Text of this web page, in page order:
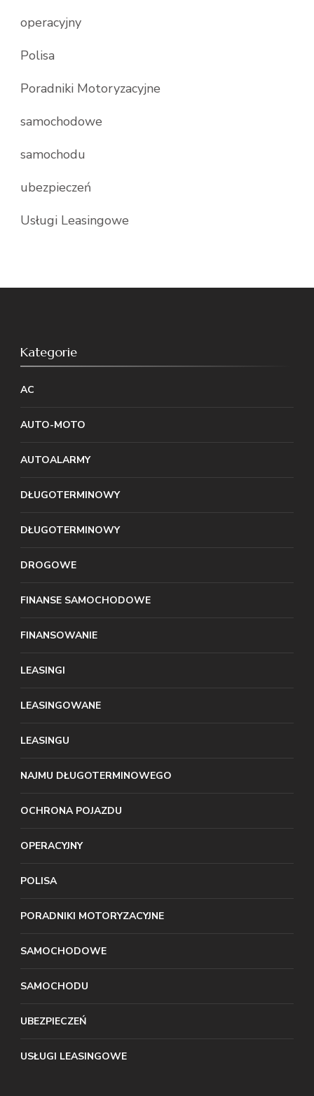
operacyjny
Polisa
Poradniki Motoryzacyjne
samochodowe
samochodu
ubezpieczeń
Usługi Leasingowe
Kategorie
AC
AUTO-MOTO
AUTOALARMY
DŁUGOTERMINOWY
DŁUGOTERMINOWY
DROGOWE
FINANSE SAMOCHODOWE
FINANSOWANIE
LEASINGI
LEASINGOWANE
LEASINGU
NAJMU DŁUGOTERMINOWEGO
OCHRONA POJAZDU
OPERACYJNY
POLISA
PORADNIKI MOTORYZACYJNE
SAMOCHODOWE
SAMOCHODU
UBEZPIECZEŃ
USŁUGI LEASINGOWE